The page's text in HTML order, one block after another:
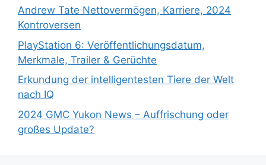
Andrew Tate Nettovermögen, Karriere, 2024
Kontroversen
PlayStation 6: Veröffentlichungsdatum,
Merkmale, Trailer & Gerüchte
Erkundung der intelligentesten Tiere der Welt
nach IQ
2024 GMC Yukon News – Auffrischung oder
großes Update?